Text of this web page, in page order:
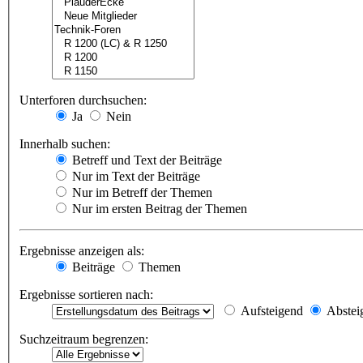
Unterforen durchsuchen:
Ja
Nein
Innerhalb suchen:
Betreff und Text der Beiträge
Nur im Text der Beiträge
Nur im Betreff der Themen
Nur im ersten Beitrag der Themen
Ergebnisse anzeigen als:
Beiträge
Themen
Ergebnisse sortieren nach:
Aufsteigend
Suchzeitraum begrenzen: